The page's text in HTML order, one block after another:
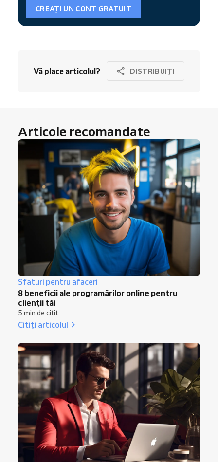
CREAȚI UN CONT GRATUIT
Vă place articolul? DISTRIBUIȚI
Articole recomandate
Sfaturi pentru afaceri
8 beneficii ale programărilor online pentru
clienții tăi
5 min de citit
Citiți articolul